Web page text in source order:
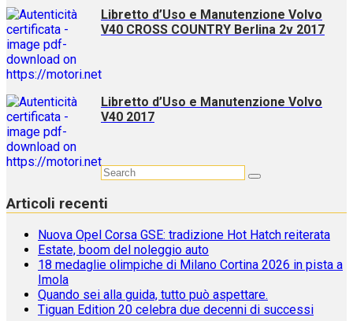
Libretto d’Uso e Manutenzione Volvo
V40 CROSS COUNTRY Berlina 2v 2017
Libretto d’Uso e Manutenzione Volvo
V40 2017
Articoli recenti
Nuova Opel Corsa GSE: tradizione Hot Hatch reiterata
Estate, boom del noleggio auto
18 medaglie olimpiche di Milano Cortina 2026 in pista a
Imola
Quando sei alla guida, tutto può aspettare.
Tiguan Edition 20 celebra due decenni di successi